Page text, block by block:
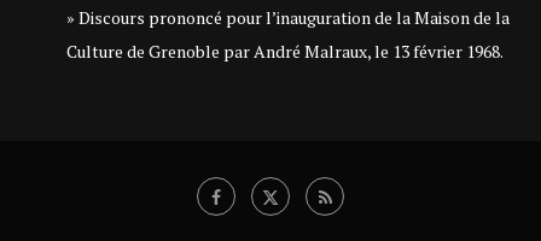
» Discours prononcé pour l’inauguration de la Maison de la
Culture de Grenoble par André Malraux, le 13 février 1968.